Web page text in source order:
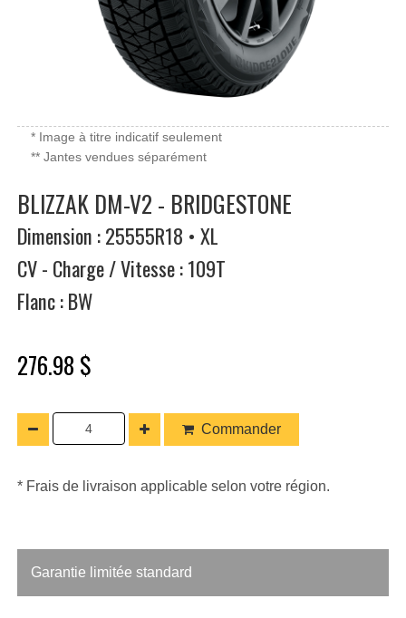
* Image à titre indicatif seulement
** Jantes vendues séparément
BLIZZAK DM-V2 - BRIDGESTONE
Dimension : 25555R18 • XL
CV - Charge / Vitesse : 109T
Flanc : BW
276.98 $
Commander
* Frais de livraison applicable selon votre région.
Garantie limitée standard